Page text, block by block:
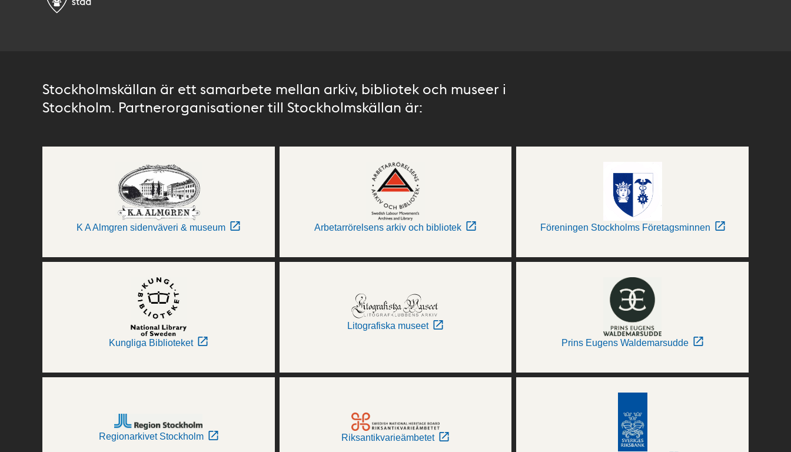
Stockholmskällan är ett samarbete mellan arkiv, bibliotek och museer i
Stockholm. Partnerorganisationer till Stockholmskällan är:
K A Almgren sidenväveri & museum Arbetarrörelsens arkiv och bibliotek Föreningen Stockholms Företagsminnen
Kungliga Biblioteket
Litografiska museet
Prins Eugens Waldemarsudde
Regionarkivet Stockholm Riksantikvarieämbetet